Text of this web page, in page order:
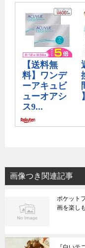
画像つき関連記事
ポケット
画を楽し